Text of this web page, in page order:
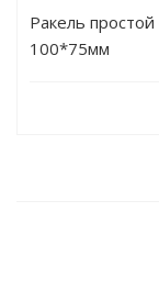
Ракель
100*75мм